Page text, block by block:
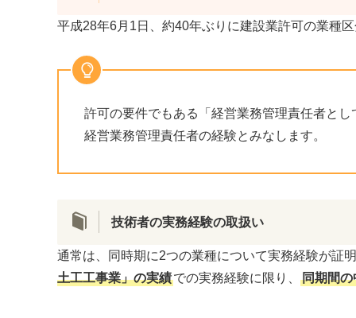
平成28年6月1日、約40年ぶりに建設業許可の業種
許可の要件でもある「経営業務管理責任者と
経営業務管理責任者の経験とみなします。
技術者の実務経験の取扱い
通常は、同時期に2つの業種について実務経験が証
土工工事業」の実績での実務経験に限り、 同期間の